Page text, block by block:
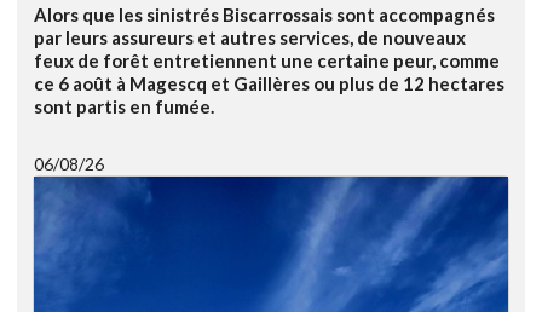
Alors que les sinistrés Biscarrossais sont accompagnés
par leurs assureurs et autres services, de nouveaux
feux de forêt entretiennent une certaine peur, comme
ce 6 août à Magescq et Gaillères ou plus de 12 hectares
sont partis en fumée.
06/08/26